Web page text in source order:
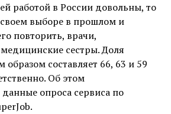
работой в России довольны, то
выборе в прошлом и
повторить, врачи,
сестры. Доля
образом составляет 66, 63 и 59
Об этом
опроса сервиса по